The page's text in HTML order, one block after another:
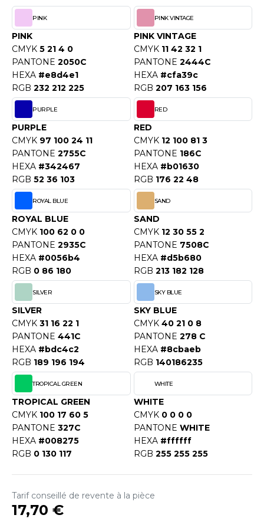
PINK
PINK
CMYK 5 21 4 0
PANTONE 2050C
HEXA #e8d4e1
RGB 232 212 225
PINK VINTAGE
PINK VINTAGE
CMYK 11 42 32 1
PANTONE 2444C
HEXA #cfa39c
RGB 207 163 156
PURPLE
PURPLE
CMYK 97 100 24 11
PANTONE 2755C
HEXA #342467
RGB 52 36 103
RED
RED
CMYK 12 100 81 3
PANTONE 186C
HEXA #b01630
RGB 176 22 48
ROYAL BLUE
ROYAL BLUE
CMYK 100 62 0 0
PANTONE 2935C
HEXA #0056b4
RGB 0 86 180
SAND
SAND
CMYK 12 30 55 2
PANTONE 7508C
HEXA #d5b680
RGB 213 182 128
SILVER
SILVER
CMYK 31 16 22 1
PANTONE 441C
HEXA #bdc4c2
RGB 189 196 194
SKY BLUE
SKY BLUE
CMYK 40 21 0 8
PANTONE 278 C
HEXA #8cbaeb
RGB 140186235
TROPICAL GREEN
TROPICAL GREEN
CMYK 100 17 60 5
PANTONE 327C
HEXA #008275
RGB 0 130 117
WHITE
WHITE
CMYK 0 0 0 0
PANTONE WHITE
HEXA #ffffff
RGB 255 255 255
Tarif conseillé de revente à la pièce
17,70 €